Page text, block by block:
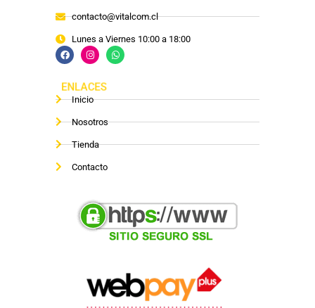
contacto@vitalcom.cl
Lunes a Viernes 10:00 a 18:00
ENLACES
Inicio
Nosotros
Tienda
Contacto